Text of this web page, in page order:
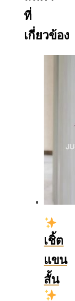
ที่
เกี่ยวข้อง
เชิ้ต
แขน
สั้น